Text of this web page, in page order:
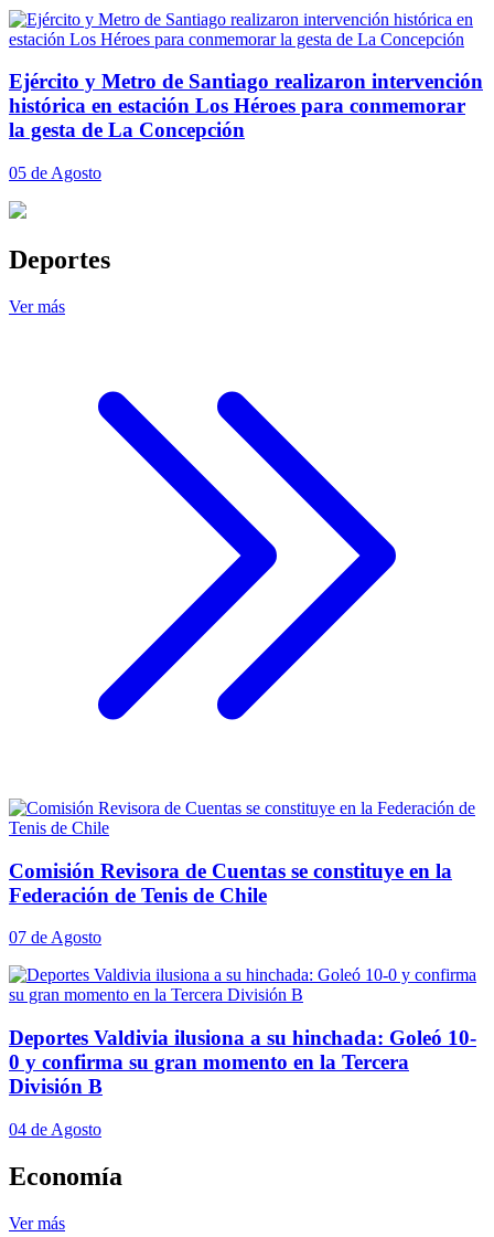
Ejército y Metro de Santiago realizaron intervención
histórica en estación Los Héroes para conmemorar
la gesta de La Concepción
05 de Agosto
Deportes
Ver más
Comisión Revisora de Cuentas se constituye en la
Federación de Tenis de Chile
07 de Agosto
Deportes Valdivia ilusiona a su hinchada: Goleó 10-
0 y confirma su gran momento en la Tercera
División B
04 de Agosto
Economía
Ver más